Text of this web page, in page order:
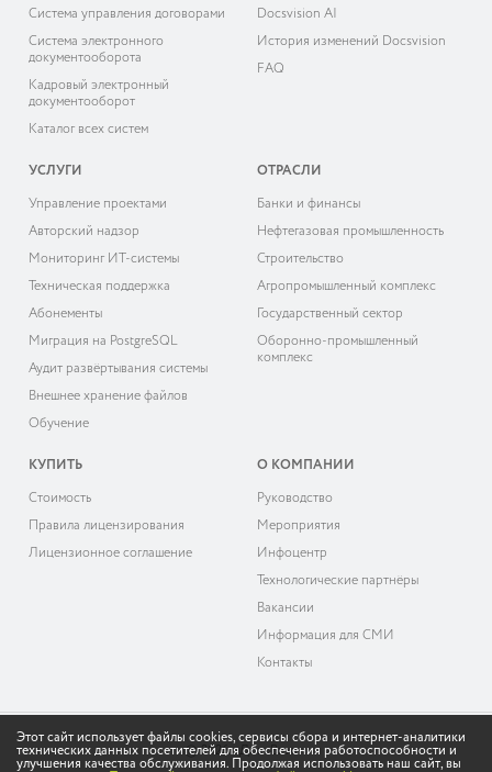
Система управления договорами
Система электронного
документооборота
Кадровый электронный
документооборот
Каталог всех систем
Docsvision AI
История изменений Docsvision
FAQ
УСЛУГИ
Управление проектами
Авторский надзор
Мониторинг ИТ-системы
Техническая поддержка
Абонементы
Миграция на PostgreSQL
Аудит развёртывания системы
Внешнее хранение файлов
Обучение
ОТРАСЛИ
Банки и финансы
Нефтегазовая промышленность
Строительство
Агропромышленный комплекс
Государственный сектор
Оборонно-промышленный
комплекс
КУПИТЬ
Cтоимость
Правила лицензирования
Лицензионное соглашение
О КОМПАНИИ
Руководство
Мероприятия
Инфоцентр
Технологические партнёры
Вакансии
Информация для СМИ
Контакты
© 2026 «ДоксВижн»
Этот сайт использует файлы cookies, сервисы сбора и интернет-аналитики
технических данных посетителей для обеспечения работоспособности и
улучшения качества обслуживания. Продолжая использовать наш сайт, вы